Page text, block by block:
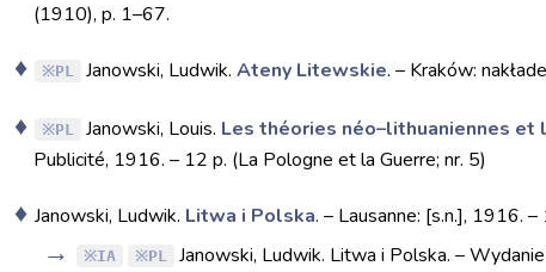
(1910), p. 1–67.
PL Janowski, Ludwik. Ateny Litewskie. – Kraków:
PL Janowski, Louis. Les théories néo–lithuaniennes et
Publicité, 1916. – 12 p. (La Pologne et la Guerre; nr. 5)
Janowski, Ludwik. Litwa i Polska. – Lausanne: [s.n.], 1916.
IA PL
Janowski, Ludwik. Litwa i Polska. –